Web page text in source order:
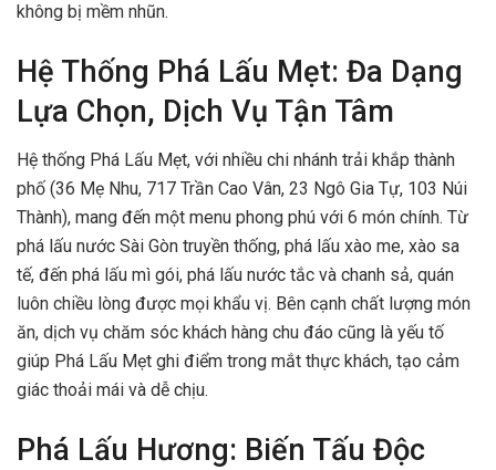
không bị mềm nhũn.
Hệ Thống Phá Lấu Mẹt: Đa Dạng
Lựa Chọn, Dịch Vụ Tận Tâm
Hệ thống Phá Lấu Mẹt, với nhiều chi nhánh trải khắp thành
phố (36 Mẹ Nhu, 717 Trần Cao Vân, 23 Ngô Gia Tự, 103 Núi
Thành), mang đến một menu phong phú với 6 món chính. Từ
phá lấu nước Sài Gòn truyền thống, phá lấu xào me, xào sa
tế, đến phá lấu mì gói, phá lấu nước tắc và chanh sả, quán
luôn chiều lòng được mọi khẩu vị. Bên cạnh chất lượng món
ăn, dịch vụ chăm sóc khách hàng chu đáo cũng là yếu tố
giúp Phá Lấu Mẹt ghi điểm trong mắt thực khách, tạo cảm
giác thoải mái và dễ chịu.
Phá Lấu Hương: Biến Tấu Độc